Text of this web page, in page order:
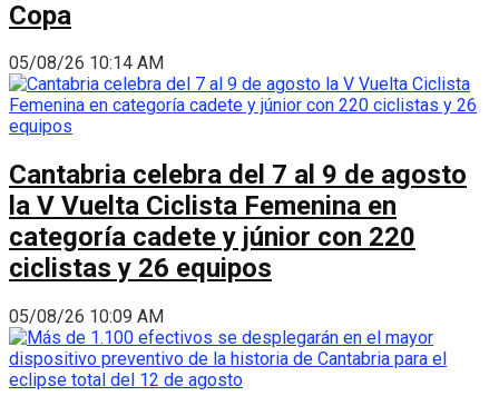
Copa
05/08/26 10:14 AM
Cantabria celebra del 7 al 9 de agosto
la V Vuelta Ciclista Femenina en
categoría cadete y júnior con 220
ciclistas y 26 equipos
05/08/26 10:09 AM